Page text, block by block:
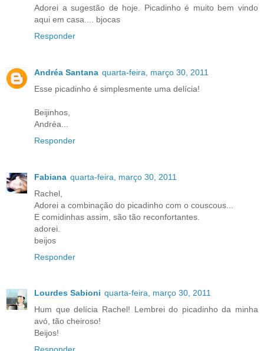
Adorei a sugestão de hoje. Picadinho é muito bem vindo
aqui em casa.... bjocas
Responder
Andréa Santana quarta-feira, março 30, 2011
Esse picadinho é simplesmente uma delícia!
Beijinhos,
Andréa...
Responder
Fabiana quarta-feira, março 30, 2011
Rachel,
Adorei a combinação do picadinho com o couscous...
E comidinhas assim, são tão reconfortantes.
adorei.
beijos
Responder
Lourdes Sabioni quarta-feira, março 30, 2011
Hum que delícia Rachel! Lembrei do picadinho da minha
avó, tão cheiroso!
Beijos!